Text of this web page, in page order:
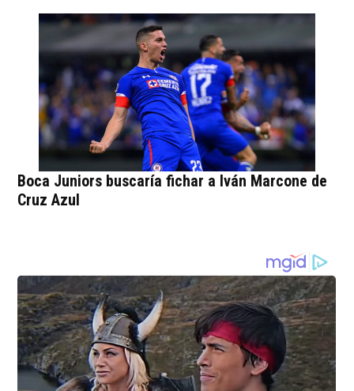
Boca Juniors buscaría fichar a Iván Marcone de
Cruz Azul